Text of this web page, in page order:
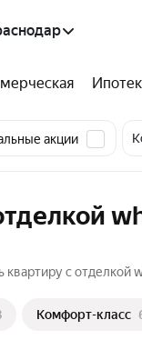
акции
квартиру с
Комфорт-класс